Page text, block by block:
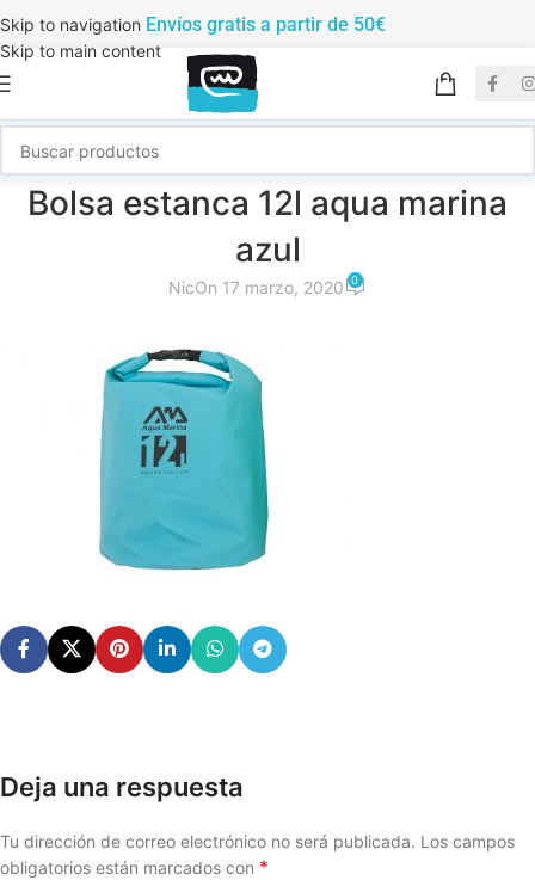
Skip to navigation
Skip to main content
Envíos gratis a partir de 50€
Bolsa estanca 12l aqua marina
azul
NicOn 17 marzo, 2020 0
Deja una respuesta
Tu dirección de correo electrónico no será publicada. Los campos
obligatorios están marcados con *